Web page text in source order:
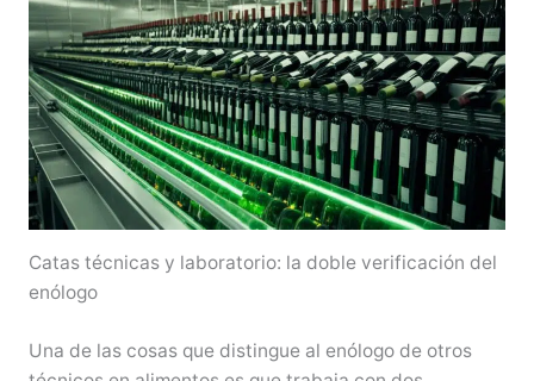
Catas técnicas y laboratorio: la doble verificación del
enólogo
Una de las cosas que distingue al enólogo de otros